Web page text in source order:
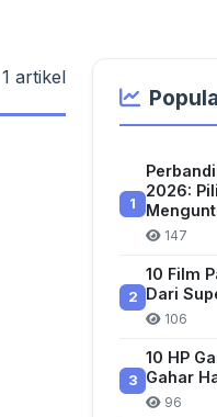
1 artikel
1
2026:
147
2
10 Film
Dari
106
3
10 HP
Gahar
96